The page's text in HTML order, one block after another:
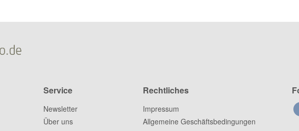
Service
Newsletter
Über uns
Rechtliches
Impressum
Allgemeine Geschäftsbedingungen